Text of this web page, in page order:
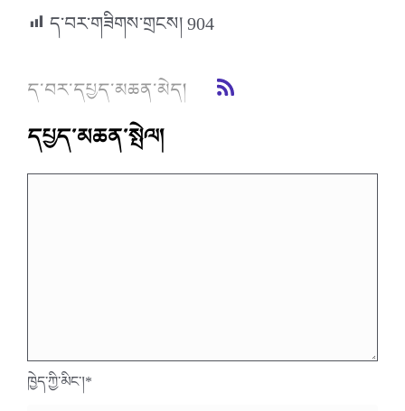
ད་བར་གཟིགས་གྲངས།904
ད་བར་དཔྱད་མཆན་མེད།
དཔྱད་མཆན་སྤེལ།
ཁྱེད་ཀྱི་མིང་།*